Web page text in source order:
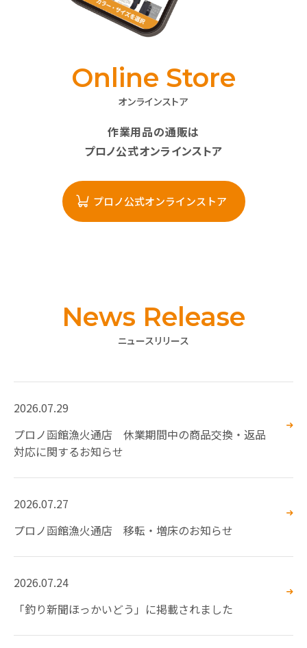
オンラインストア
Online Store
作業用品の通販は
プロノ公式オンラインストア
プロノ公式オンラインストア
ニュースリリース
News Release
2026.07.29
プロノ函館漁火通店 休業期間中の商品交換・返品
対応に関するお知らせ
2026.07.27
プロノ函館漁火通店 移転・増床のお知らせ
2026.07.24
「釣り新聞ほっかいどう」に掲載されました